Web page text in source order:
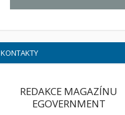
KONTAKTY
REDAKCE MAGAZÍNU
EGOVERNMENT